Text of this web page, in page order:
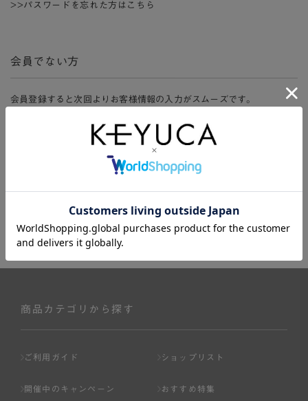
>>パスワードを忘れた方はこちら
会員でない方
会員登録すると次回よりお客様情報の入力がスムーズです。
ージ、購入履歴をご利用いただけます。
商品カテゴリから探す
ご利用ガイド ショップリスト
開催中のキャンペーン おすすめ特集